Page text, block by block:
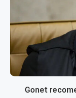
Gonet